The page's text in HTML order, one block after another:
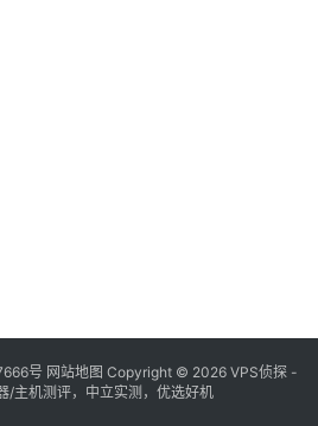
号 网站地图 Copyright © 2026 VPS侦探 -
/主机测评，中立实测，优选好机